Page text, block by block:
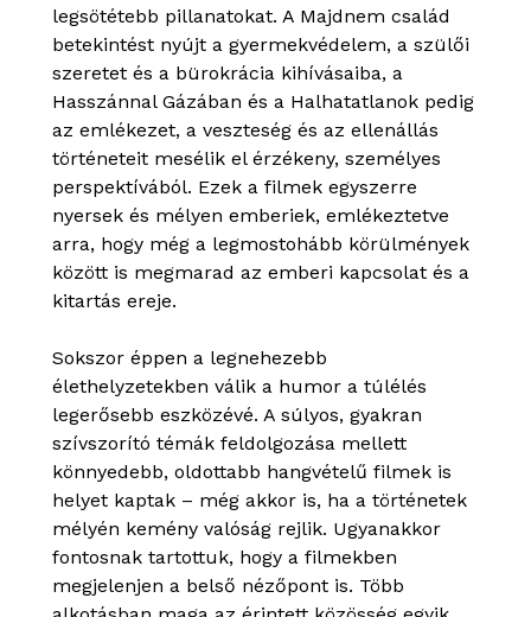
legsötétebb pillanatokat. A Majdnem család
betekintést nyújt a gyermekvédelem, a szülői
szeretet és a bürokrácia kihívásaiba, a
Hasszánnal Gázában és a Halhatatlanok pedig
az emlékezet, a veszteség és az ellenállás
történeteit mesélik el érzékeny, személyes
perspektívából. Ezek a filmek egyszerre
nyersek és mélyen emberiek, emlékeztetve
arra, hogy még a legmostohább körülmények
között is megmarad az emberi kapcsolat és a
kitartás ereje.
Sokszor éppen a legnehezebb
élethelyzetekben válik a humor a túlélés
legerősebb eszközévé. A súlyos, gyakran
szívszorító témák feldolgozása mellett
könnyedebb, oldottabb hangvételű filmek is
helyet kaptak – még akkor is, ha a történetek
mélyén kemény valóság rejlik. Ugyanakkor
fontosnak tartottuk, hogy a filmekben
megjelenjen a belső nézőpont is. Több